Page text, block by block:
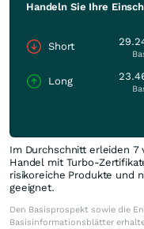
Handeln Sie Ihre
Short
Long
Im Durchschnitt erleiden 7
Handel mit Turbo-
risikoreiche Produkte und
geeignet.
Den Basisprospekt sowie die
Basisinformationsblätter